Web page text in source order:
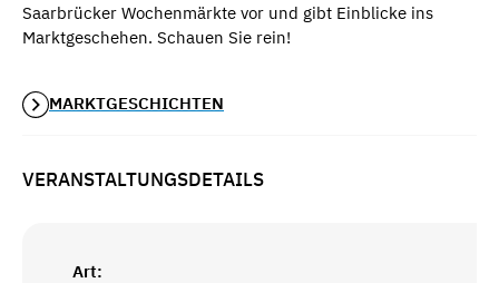
Saarbrücker Wochenmärkte vor und gibt Einblicke ins
Marktgeschehen. Schauen Sie rein!
MARKTGESCHICHTEN
VERANSTALTUNGSDETAILS
Art: